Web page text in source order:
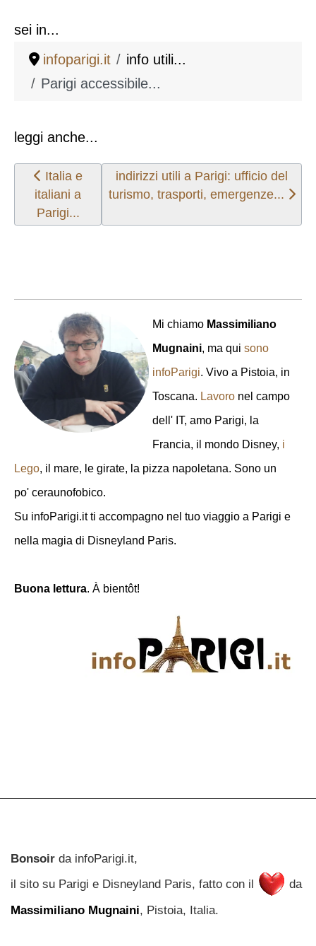
sei in...
infoparigi.it
info utili...
Parigi accessibile...
leggi anche...
Articolo precedente: Italia e italiani a Parigi...
Italia e
italiani a
Parigi...
Articolo successivo: indirizzi utili a
indirizzi utili a Parigi: ufficio del
turismo, trasporti, emergenze...
Mi chiamo Massimiliano
Mugnaini, ma qui sono
infoParigi. Vivo a Pistoia, in
Toscana. Lavoro nel campo
dell' IT, amo Parigi, la
Francia, il mondo Disney, i
Lego, il mare, le girate, la pizza napoletana. Sono un
po' ceraunofobico.
Su infoParigi.it ti accompagno nel tuo viaggio a Parigi e
nella magia di Disneyland Paris.
Buona lettura. À bientôt!
Bonsoir da infoParigi.it,
il sito su Parigi e Disneyland Paris, fatto con il
da
Massimiliano Mugnaini, Pistoia, Italia.